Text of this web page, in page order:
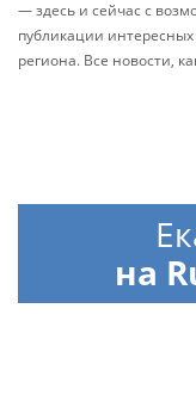
— здесь и сейчас с
публикации
региона. Все новости,
на